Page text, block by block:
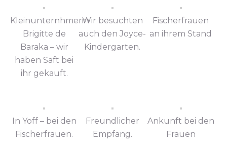
Kleinunternhmerin
Brigitte de
Baraka – wir
haben Saft bei
ihr gekauft.
Wir besuchten
auch den Joyce-
Kindergarten.
Fischerfrauen
an ihrem Stand
In Yoff – bei den
Fischerfrauen.
Freundlicher
Empfang.
Ankunft bei den
Frauen